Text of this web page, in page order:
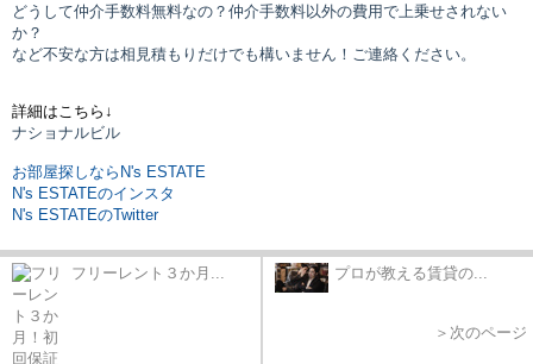
どうして仲介手数料無料なの？仲介手数料以外の費用で上乗せされない
か？
など不安な方は相見積もりだけでも構いません！ご連絡ください。
詳細はこちら↓
ナショナルビル
お部屋探しならN's ESTATE
N's ESTATEのインスタ
N's ESTATEのTwitter
フリーレント３か月... プロが教える賃貸の...
＞次のページ